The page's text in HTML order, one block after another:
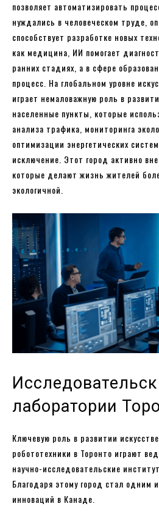
позволяет автоматизировать
нуждались в человеческом труде,
способствует разработке новых
как медицина, ИИ помогает
ранних стадиях, а в сфере
процесс. На глобальном уровне
играет немаловажную роль в
населенные пункты, которые
анализа трафика, мониторинга
оптимизации энергетических
исключение. Этот город активно
которые делают жизнь жителей
экологичной.
лаборатории
Ключевую роль в развитии
робототехники в Торонто играют
научно-исследовательские
Благодаря этому город стал одним
инноваций в Канаде.